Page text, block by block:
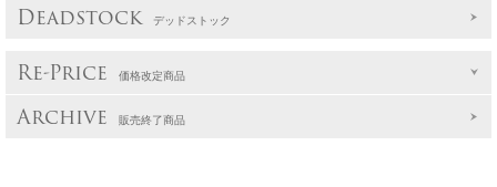
Deadstock デッドストック
Re-Price 価格改定商品
Archive 販売終了商品